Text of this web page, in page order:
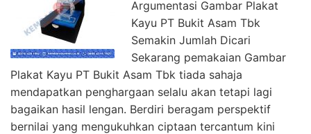
Argumentasi Gambar Plakat
Kayu PT Bukit Asam Tbk
Semakin Jumlah Dicari
Sekarang pemakaian Gambar
Plakat Kayu PT Bukit Asam Tbk tiada sahaja
mendapatkan penghargaan selalu akan tetapi lagi
bagaikan hasil lengan. Berdiri beragam perspektif
bernilai yang mengukuhkan ciptaan tercantum kini